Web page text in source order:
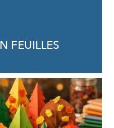
FEUILLES